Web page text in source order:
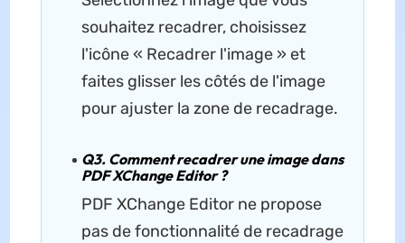
souhaitez recadrer, choisissez
l'icône « Recadrer l'image » et
faites glisser les côtés de l'image
pour ajuster la zone de recadrage.
Q3. Comment recadrer une image dans
PDF XChange Editor ?
PDF XChange Editor ne propose
pas de fonctionnalité de recadrage